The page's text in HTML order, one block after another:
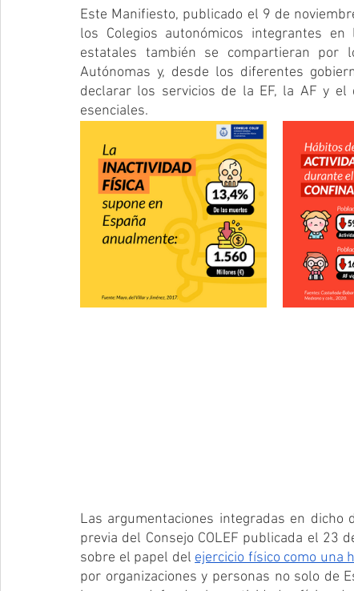
Este Manifiesto, publicado el 9 de
los Colegios autonómicos integrantes
estatales también se compartieran por
Autónomas y, desde los diferentes
declarar los servicios de la EF, la AF y el
esenciales.
Las argumentaciones integradas en
previa del Consejo COLEF publicada el 23
sobre el papel del ejercicio físico como una
por organizaciones y personas no solo de